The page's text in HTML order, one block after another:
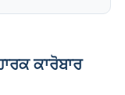
ਕਾਰੋਬਾਰ